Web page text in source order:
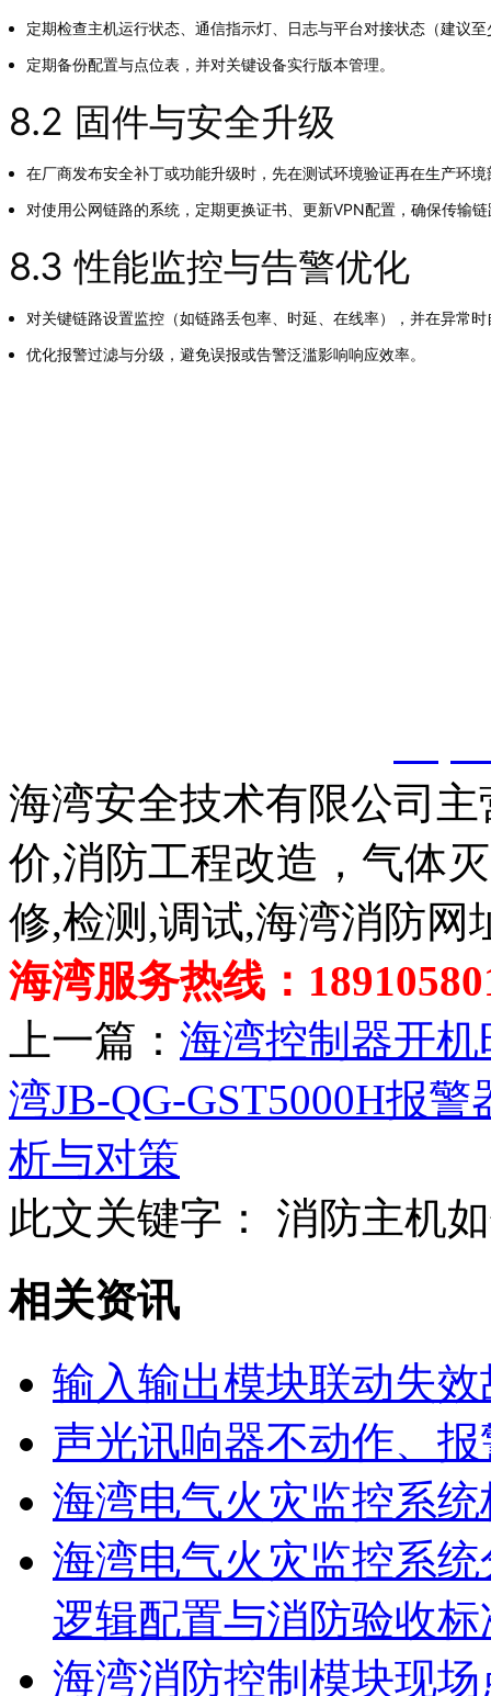
定期检查主机运行状态、通信指示灯、日志与平台对接状态（建议
定期备份配置与点位表，并对关键设备实行版本管理。
8.2 固件与安全升级
在厂商发布安全补丁或功能升级时，先在测试环境验证再在生产环
对使用公网链路的系统，定期更换证书、更新VPN配置，确保传输
8.3 性能监控与告警优化
对关键链路设置监控（如链路丢包率、时延、在线率），并在异常
优化报警过滤与分级，避免误报或告警泛滥影响响应效率。
海湾安全技术有限公司
价,消防工程改造，气体
修,检测,调试,海湾消防网
海湾服务热线：
上一篇： 海湾控制器开
湾JB-QG-GST5000H报
析与对策
此文关键字：
消防主机
相关资讯
输入输出模块联动失效
声光讯响器不动作、
海湾电气火灾监控系
海湾电气火灾监控系
逻辑配置与消防验收标
海湾消防控制模块现